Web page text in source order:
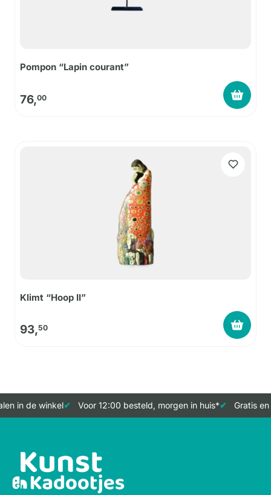
Pompon “Lapin courant”
76,00
Klimt “Hoop II”
93,50
in de winkel Voor 12:00 besteld, morgen in huis* Gratis